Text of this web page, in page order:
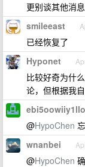
更别谈其他消息
smileeast
已经恢复了
Hyponet
比较好奇为什
论，但根据我
ebi5oowiiy1llo
@HypoChen
wnanbei
@HypoChen